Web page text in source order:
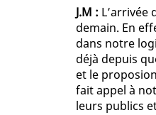
J.M : L’arrivée
demain. En
dans notre
déjà depuis
et le
fait appel à
leurs publics